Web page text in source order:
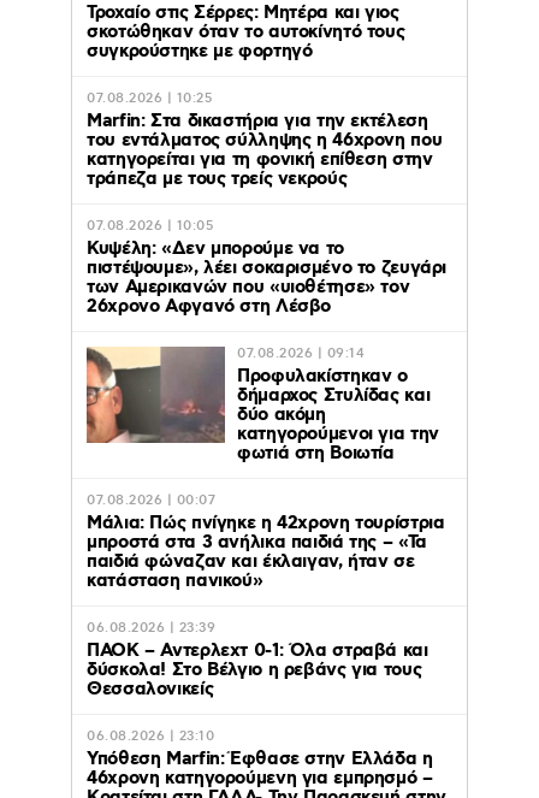
Τροχαίο στις Σέρρες: Μητέρα και γιος
σκοτώθηκαν όταν το αυτοκίνητό τους
συγκρούστηκε με φορτηγό
07.08.2026 | 10:25
Marfin: Στα δικαστήρια για την εκτέλεση
του εντάλματος σύλληψης η 46χρονη που
κατηγορείται για τη φονική επίθεση στην
τράπεζα με τους τρείς νεκρούς
07.08.2026 | 10:05
Κυψέλη: «Δεν μπορούμε να το
πιστέψουμε», λέει σοκαρισμένο το ζευγάρι
των Αμερικανών που «υιοθέτησε» τον
26χρονο Αφγανό στη Λέσβο
07.08.2026 | 09:14
Προφυλακίστηκαν ο
δήμαρχος Στυλίδας και
δύο ακόμη
κατηγορούμενοι για την
φωτιά στη Βοιωτία
07.08.2026 | 00:07
Μάλια: Πώς πνίγηκε η 42χρονη τουρίστρια
μπροστά στα 3 ανήλικα παιδιά της – «Τα
παιδιά φώναζαν και έκλαιγαν, ήταν σε
κατάσταση πανικού»
06.08.2026 | 23:39
ΠΑΟΚ – Αντερλεχτ 0-1: Όλα στραβά και
δύσκολα! Στο Βέλγιο η ρεβάνς για τους
Θεσσαλονικείς
06.08.2026 | 23:10
Υπόθεση Marfin: Έφθασε στην Ελλάδα η
46χρονη κατηγορούμενη για εμπρησμό –